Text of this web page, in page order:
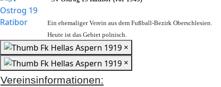
Ein ehemaliger Verein aus dem Fußball-Bezirk Oberschlesien.
Heute ist das Gebiet polnisch.
×
×
Vereinsinformationen: